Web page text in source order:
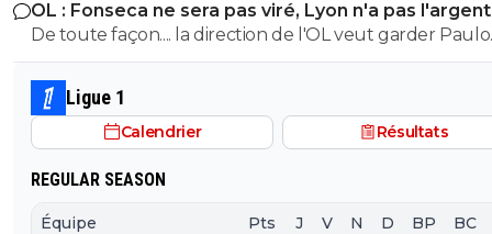
OL : Fonseca ne sera pas viré, Lyon n'a pas
le faire
De toute façon.... la direction de l'OL veut garder Paulo
Fonseca... et elle a bien raison.
Ligue 1
Calendrier Résultats
REGULAR SEASON
Équipe Pts J V N D BP BC